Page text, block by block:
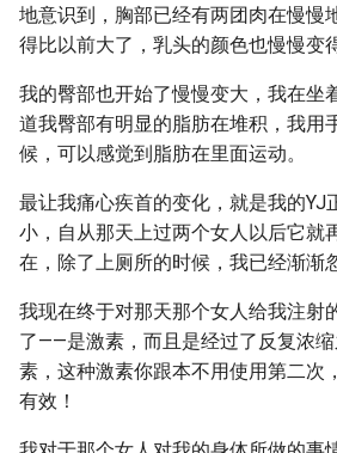
地意识到，胸部已经有两团肉在慢慢
得比以前大了，乳头的颜色也慢慢变
我的臀部也开始了慢慢变大，我在坐
道我臀部有明显的脂肪在堆积，我用
候，可以感觉到脂肪在里面运动。
最让我痛心疾首的变化，就是我的YJ
小，自从那天上过两个女人以后它就
在，除了上厕所的时候，我已经渐渐
我现在终于对那天那个女人给我注射
了——是激素，而且是经过了反复浓
素，这种激素你跟本不用使用第二次
有效！